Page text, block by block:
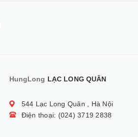
HungLong LẠC LONG QUÂN
544 Lạc Long Quân , Hà Nội
Điện thoại: (024) 3719 2838